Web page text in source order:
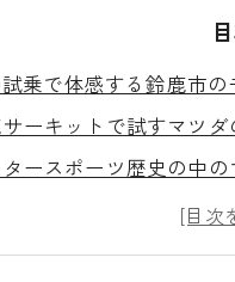
乗で体感する鈴鹿市
ーキットで試すマツ
ースポーツ歴史の中
で感じる鈴鹿市の特別な
ミュニティとのつな